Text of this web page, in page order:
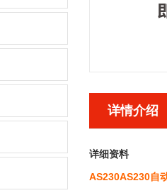
详情介绍
详细资料
AS230AS230自